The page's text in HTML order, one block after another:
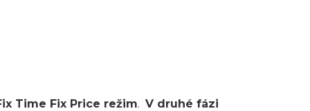
Time Fix Price režim. V druhé fázi